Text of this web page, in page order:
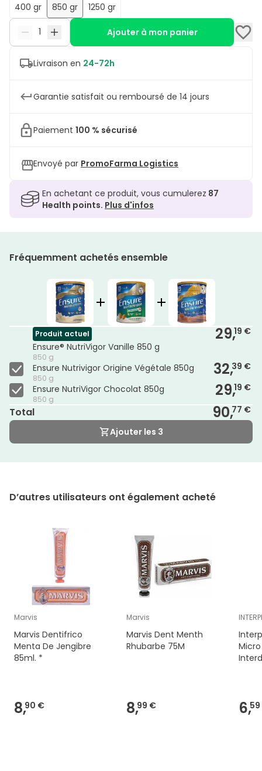
400 gr 850 gr 1250 gr
Ajouter à mon panier
Livraison en 24-72h
Garantie satisfait ou remboursé de 14 jours
Paiement 100 % sécurisé
Envoyé par PromoFarma Logistics
En achetant ce produit, vous cumulerez 87
Health points. Plus d'infos
Fréquemment achetés ensemble
Produit actuel
Ensure® NutriVigor Vanille 850 g
850 g
29,19 €
Ensure Nutrivigor Origine Végétale 850g
850 g 32,39 €
Ensure NutriVigor Chocolat 850g
850 g 29,19 €
Total 90,77 €
Ajouter les 3
D’autres utilisateurs ont également acheté
Marvis
Marvis Dentifrico
Menta De Jengibre
85ml. *
8,90 €
Marvis
Marvis Dent Menth
Rhubarbe 75M
8,99 € 6,